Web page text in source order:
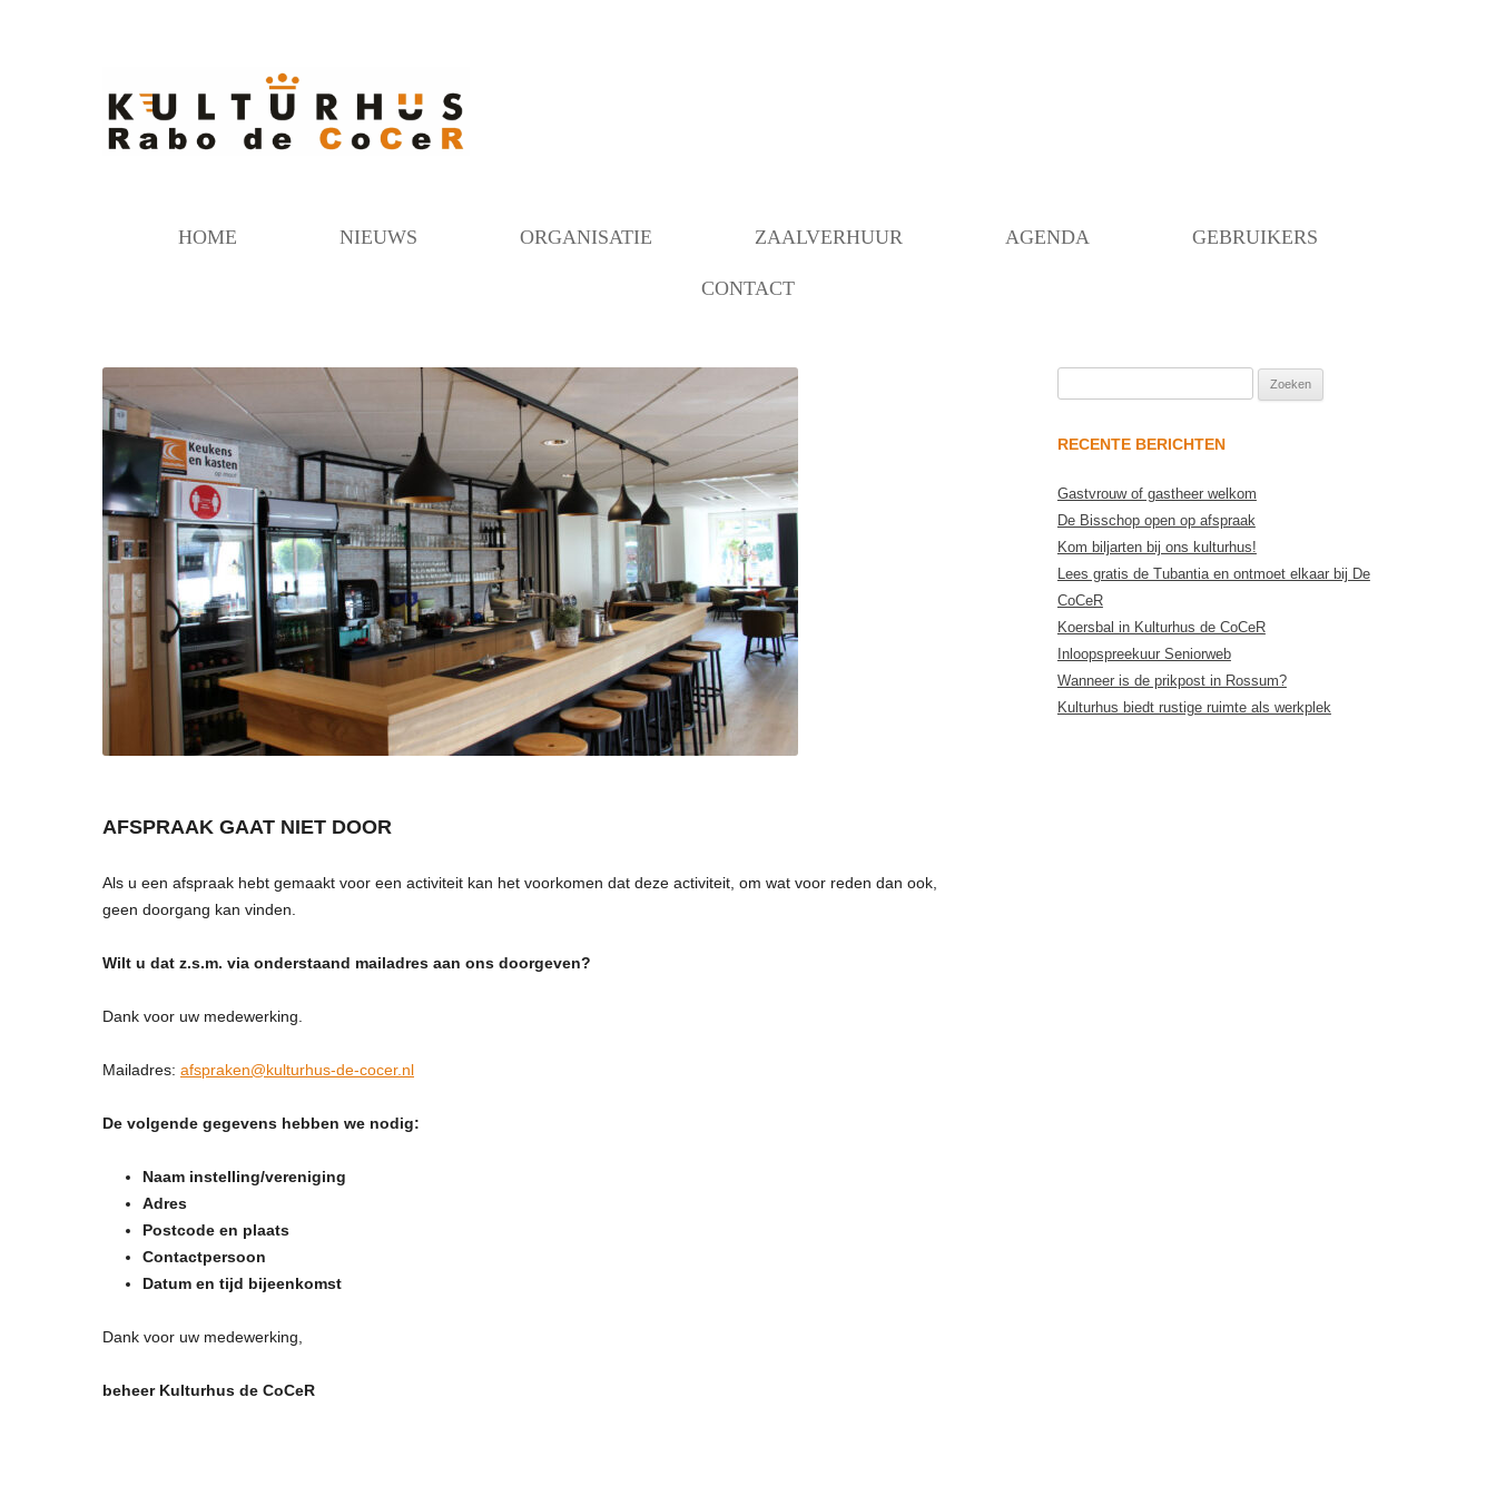
HOME NIEUWS ORGANISATIE
VERBOUWING MOGELIJK
BEHEER
COMMUNICATIE/PROGRAMMERING
DECORATIEGROEP
VAKANTIES
FAQ’S
TERRAS BIJ DE COCER
ZAALVERHUUR
BEZETTING RUIMTEN
AGENDA GEBRUIKERS
CONTACT
AFSPRAAK GAAT NIET DOOR
Als u een afspraak hebt gemaakt voor een activiteit kan het voorkomen dat deze activiteit, om wat voor reden dan ook,
geen doorgang kan vinden.
Wilt u dat z.s.m. via onderstaand mailadres aan ons doorgeven?
Dank voor uw medewerking.
Mailadres: afspraken@kulturhus-de-cocer.nl
De volgende gegevens hebben we nodig:
Naam instelling/vereniging
Adres
Postcode en plaats
Contactpersoon
Datum en tijd bijeenkomst
Dank voor uw medewerking,
beheer Kulturhus de CoCeR
RECENTE BERICHTEN
Gastvrouw of gastheer welkom
De Bisschop open op afspraak
Kom biljarten bij ons kulturhus!
Lees gratis de Tubantia en ontmoet elkaar bij De
CoCeR
Koersbal in Kulturhus de CoCeR
Inloopspreekuur Seniorweb
Wanneer is de prikpost in Rossum?
Kulturhus biedt rustige ruimte als werkplek